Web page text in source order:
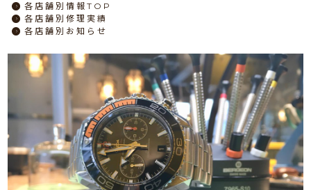
各店舗別情報TOP
各店舗別修理実績
各店舗別お知らせ